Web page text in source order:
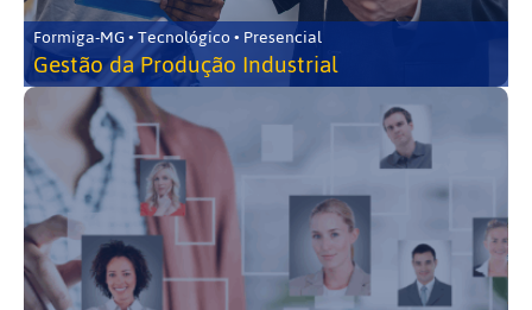
Formiga-MG • Tecnológico • Presencial
Gestão da Produção Industrial